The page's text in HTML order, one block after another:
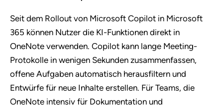
Seit dem Rollout von Microsoft Copilot in Microsoft
365 können Nutzer die KI-Funktionen direkt in
OneNote verwenden. Copilot kann lange Meeting-
Protokolle in wenigen Sekunden zusammenfassen,
offene Aufgaben automatisch herausfiltern und
Entwürfe für neue Inhalte erstellen. Für Teams, die
OneNote intensiv für Dokumentation und